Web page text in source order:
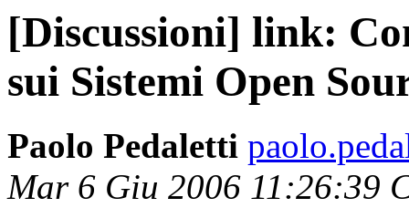
[Discussioni] link:
sui Sistemi Open
Paolo Pedaletti
Mar 6 Giu 2006 11:26:39